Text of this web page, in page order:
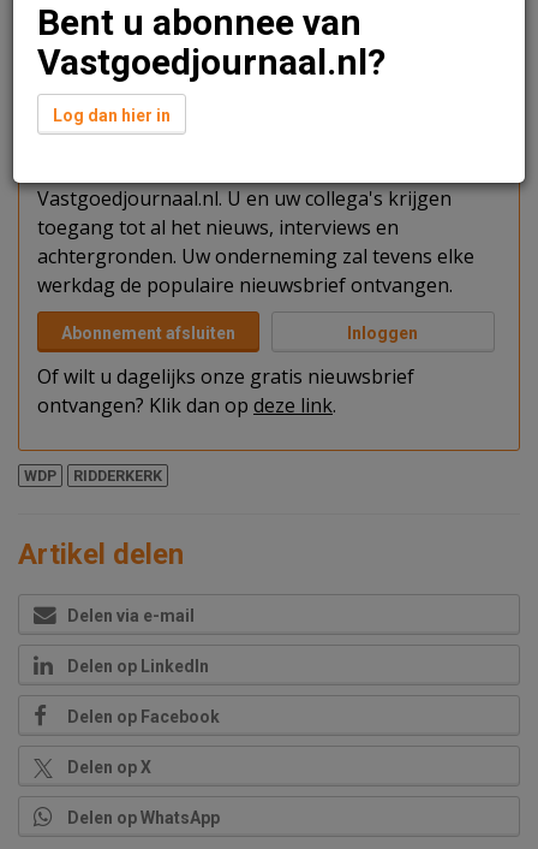
twintig jaar.
Verder lezen?
U kunt het artikel niet volledig lezen omdat u nog
Vastgoedjournaal.nl. U en uw collega's krijgen
toegang tot al het nieuws, interviews en
achtergronden. Uw onderneming zal tevens elke
werkdag de populaire nieuwsbrief ontvangen.
Abonnement afsluiten Inloggen
Of wilt u dagelijks onze gratis nieuwsbrief
ontvangen? Klik dan op deze link.
WDP RIDDERKERK
Artikel delen
Delen via e-mail
Delen op LinkedIn
Delen op Facebook
Delen op X
Delen op WhatsApp
Bent u abonnee van
Vastgoedjournaal.nl?
Log dan hier in